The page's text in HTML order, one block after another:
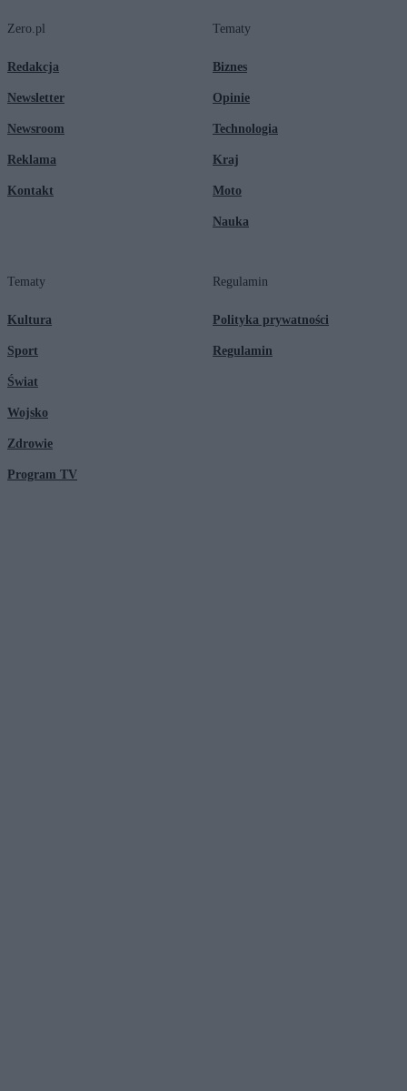
Zero.pl
Redakcja
Newsletter
Newsroom
Reklama
Kontakt
Tematy
Biznes
Opinie
Technologia
Kraj
Moto
Nauka
Tematy
Kultura
Sport
Świat
Wojsko
Zdrowie
Program TV
Regulamin
Polityka prywatności
Regulamin